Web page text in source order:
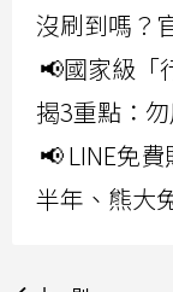
沒刷到嗎？
📢國家級「
揭3重點：
📢 LINE免
半年、熊大